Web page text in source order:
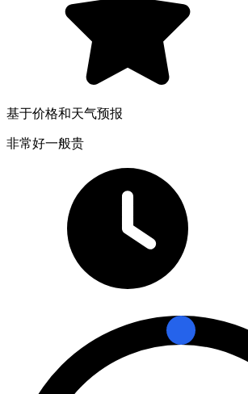
基于价格和天气预报
非常好一般贵